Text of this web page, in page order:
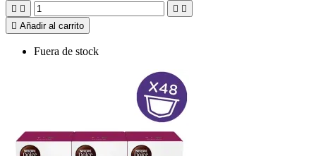
   
 Añadir al carrito
Fuera de stock